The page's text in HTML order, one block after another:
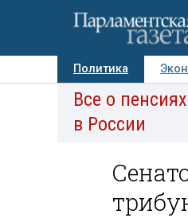
Политика
Авторы
Все о пенсиях
в России